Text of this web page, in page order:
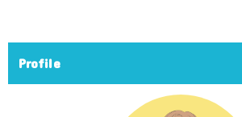
Profile